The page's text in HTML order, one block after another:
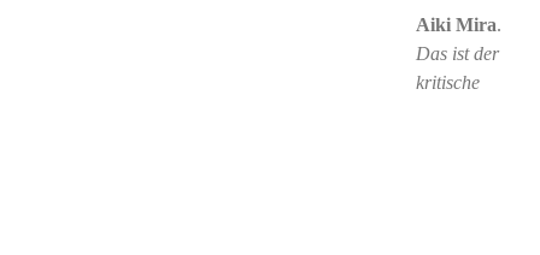
Aiki Mira.
Das ist der
kritische